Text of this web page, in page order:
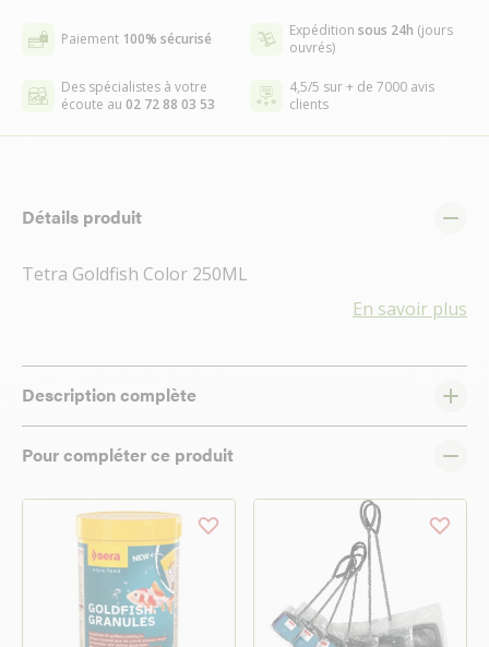
Paiement 100% sécurisé Expédition sous 24h (jours
ouvrés)
Des spécialistes à votre
écoute au 02 72 88 03 53
4,5/5 sur + de 7000 avis
clients
Détails produit
Tetra Goldfish Color 250ML
En savoir plus
Description complète
Pour compléter ce produit